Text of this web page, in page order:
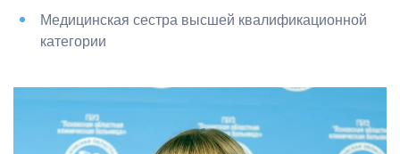
Медицинская сестра высшей квалификационной
категории